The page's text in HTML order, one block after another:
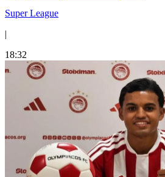
Super League
|
18:32